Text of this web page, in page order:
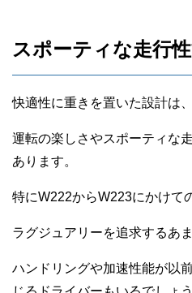
スポーティな走行
快適性に重きを置いた設計は、
運転の楽しさやスポーティな
あります。
特にW222からW223にかけて
ラグジュアリーを追求するあま
ハンドリングや加速性能が以